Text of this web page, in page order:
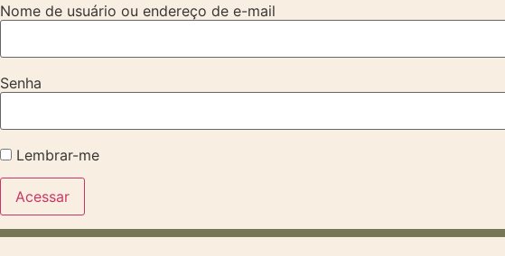
Nome de usuário ou endereço de e-mail
Senha
Lembrar-me